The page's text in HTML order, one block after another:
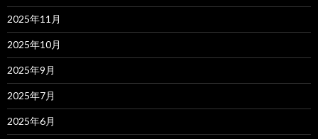
2025年11月
2025年10月
2025年9月
2025年7月
2025年6月